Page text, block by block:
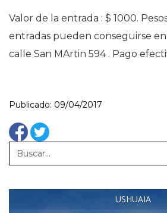
Valor de la entrada : $ 1000.
entradas pueden conseguirse
calle San MArtin 594 . Pago
Publicado: 09/04/2017
USHUAIA